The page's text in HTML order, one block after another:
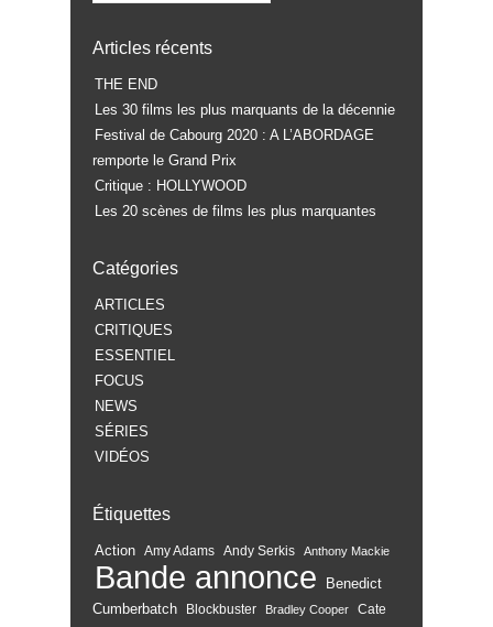
Articles récents
THE END
Les 30 films les plus marquants de la décennie
Festival de Cabourg 2020 : A L’ABORDAGE
remporte le Grand Prix
Critique : HOLLYWOOD
Les 20 scènes de films les plus marquantes
Catégories
ARTICLES
CRITIQUES
ESSENTIEL
FOCUS
NEWS
SÉRIES
VIDÉOS
Étiquettes
Action Amy Adams Andy Serkis Anthony Mackie
Bande annonce
Benedict
Cumberbatch
Blockbuster Bradley Cooper
Cate